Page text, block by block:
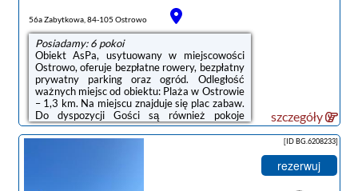
56a Zabytkowa, 84-105 Ostrowo
Posiadamy: 6 pokoi
Obiekt AsPa, usytuowany w miejscowości
Ostrowo, oferuje bezpłatne rowery, bezpłatny
prywatny parking oraz ogród. Odległość
ważnych miejsc od obiektu: Plaża w Ostrowie
– 1,3 km. Na miejscu znajduje się plac zabaw.
Do dyspozycji Gości są również pokoje
rodzinne. Oferta pensjonatu B&B obejmuje
wannę z hydromasażem, bezpłatne Wi-Fi we
szczegóły
[ID BG.6208233]
rezerwuj